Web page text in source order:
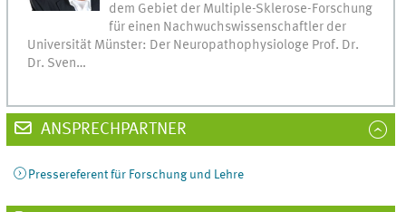
dem Gebiet der Multiple-Sklerose-Forschung
für einen Nachwuchswissenschaftler der
Universität Münster: Der Neuropathophysiologe Prof. Dr.
Dr. Sven…
ANSPRECHPARTNER
Pressereferent für Forschung und Lehre